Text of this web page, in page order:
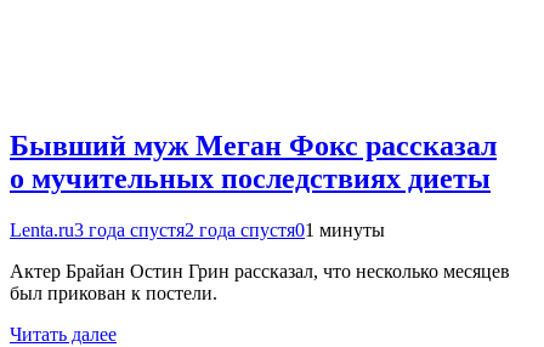
Бывший муж Меган Фокс рассказал
о мучительных последствиях диеты
Lenta.ru3 года спустя2 года спустя01 минуты
Актер Брайан Остин Грин рассказал, что несколько месяцев
был прикован к постели.
Читать далее